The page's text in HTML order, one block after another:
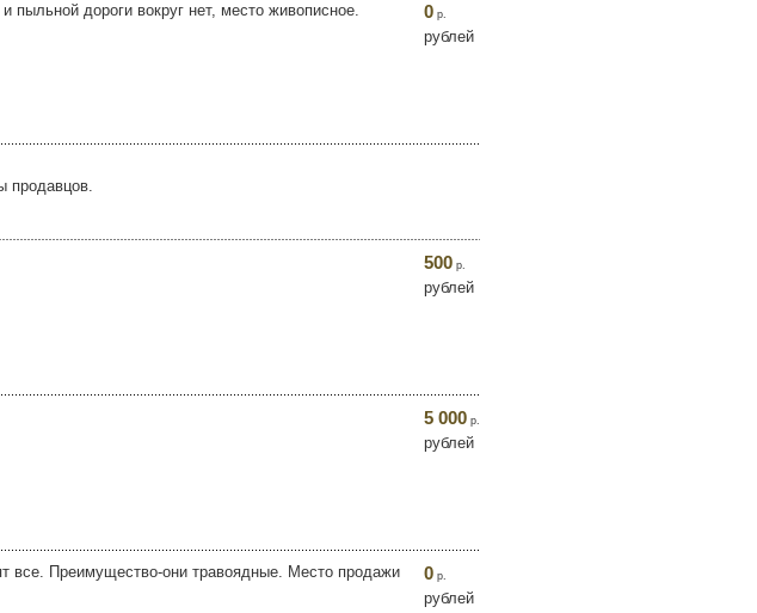
дороги вокруг нет, место живописное.
0 р.
рублей
продавцов.
500 р.
рублей
5 000 р.
рублей
все. Преимущество-они травоядные. Место продажи
0 р.
рублей